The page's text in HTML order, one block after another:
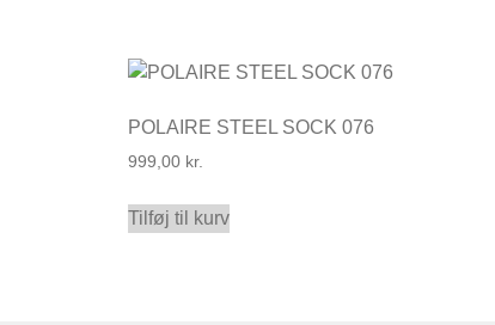
POLAIRE STEEL SOCK 076
999,00 kr.
Tilføj til kurv